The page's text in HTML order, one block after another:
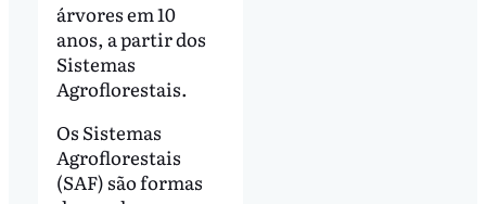
árvores em 10
anos, a partir dos
Sistemas
Agroflorestais.
Os Sistemas
Agroflorestais
(SAF) são formas